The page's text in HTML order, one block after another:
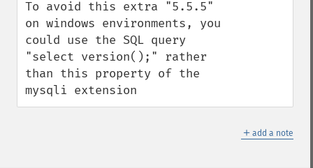
To avoid this extra "5.5.5"
on windows environments, you
could use the SQL query
"select version();" rather
than this property of the
mysqli extension
＋ add a note